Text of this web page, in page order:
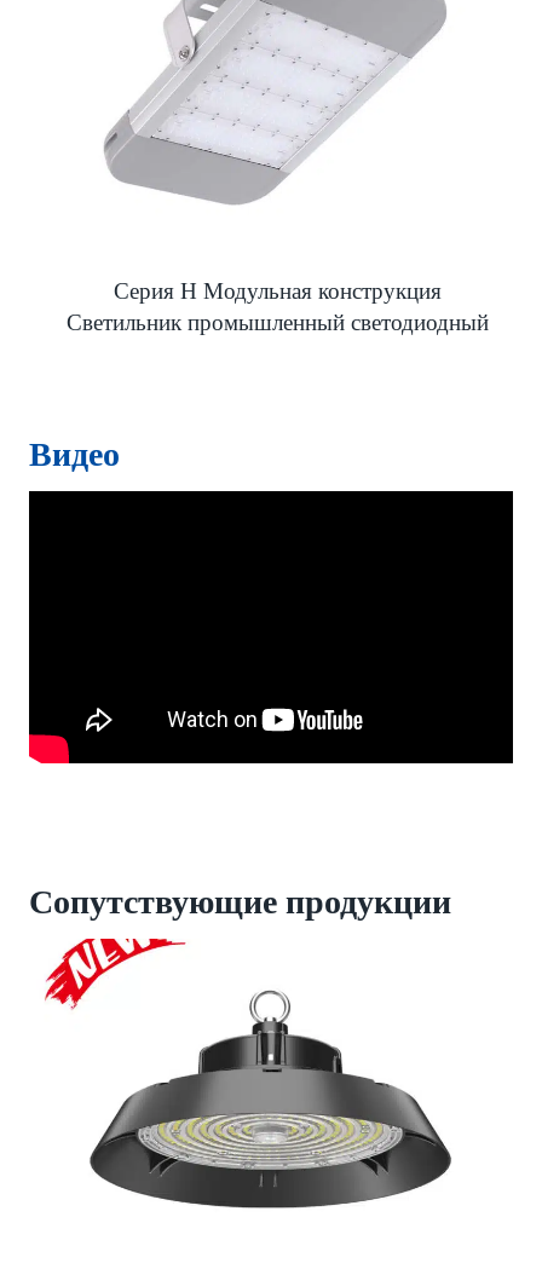
Серия H Модульная конструкция
Светильник промышленный светодиодный
Видео
Сопутствующие продукции